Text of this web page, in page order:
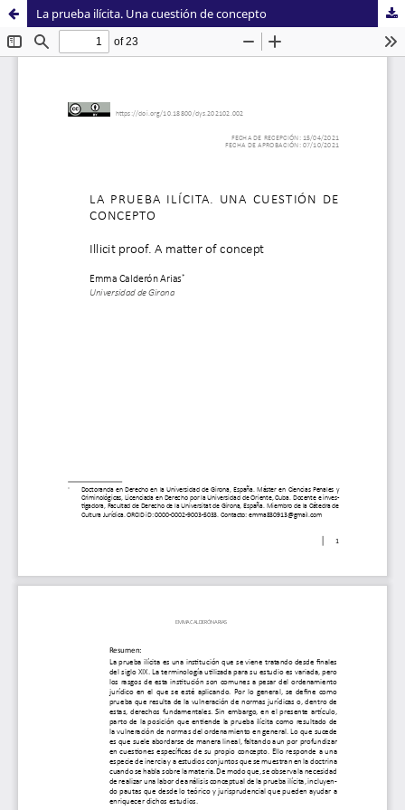
La prueba ilícita. Una cuestión de concepto